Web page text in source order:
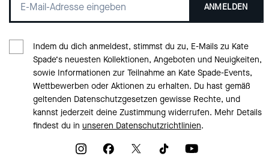
ANMELDEN
Indem du dich anmeldest, stimmst du zu, E-Mails zu Kate
Spade‘s neuesten Kollektionen, Angeboten und Neuigkeiten,
sowie Informationen zur Teilnahme an Kate Spade-Events,
Wettbewerben oder Aktionen zu erhalten. Du hast gemäß
geltenden Datenschutzgesetzen gewisse Rechte, und
kannst jederzeit deine Zustimmung widerrufen. Mehr Details
findest du in unseren Datenschutzrichtlinien.